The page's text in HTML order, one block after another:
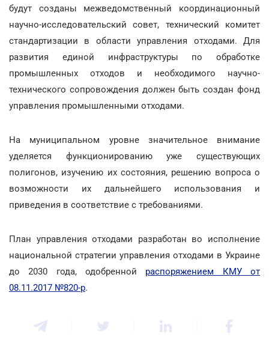
будут созданы межведомственный координационный
научно-исследовательский совет, технический комитет
стандартизации в области управления отходами. Для
развития единой инфраструктуры по обработке
промышленных отходов и необходимого научно-
технического сопровождения должен быть создан фонд
управления промышленными отходами.
На муниципальном уровне значительное внимание
уделяется функционированию уже существующих
полигонов, изучению их состояния, решению вопроса о
возможности их дальнейшего использования и
приведения в соответствие с требованиями.
План управления отходами разработан во исполнение
национальной стратегии управления отходами в Украине
до 2030 года, одобренной распоряжением КМУ от
08.11.2017 №820-р.